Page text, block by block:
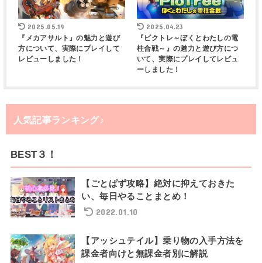
2025.05.19
『メカアサルト』の魅力と遊び
方について、実際にプレイして
レビューしました！
2025.04.23
『ピクトレ～ぼくとわたしの電
柱合戦～』の魅力と遊び方につ
いて、実際にプレイしてレビュ
ーしました！
人気記事ランキング♪
BEST３！
【ごとぱず攻略】絶対に抑えておきた
い、毎日やることまとめ！
2022.01.10
【アッシュテイル】乗り物の入手方法を
課金者向けと無課金者別に解説